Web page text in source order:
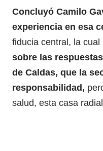
Concluyó Camilo
experiencia en esa
fiducia central, la
sobre las
de Caldas, que la
responsabilidad,
salud, esta casa